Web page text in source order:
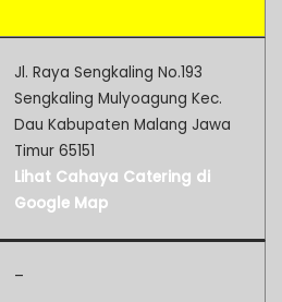
Jl. Raya Sengkaling No.193
Sengkaling Mulyoagung Kec.
Dau Kabupaten Malang Jawa
Timur 65151
Lihat Cahaya Catering di
Google Map
–